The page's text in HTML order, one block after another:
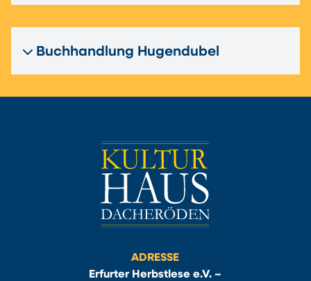
Buchhandlung Hugendubel
ADRESSE
Erfurter Herbstlese e.V. –